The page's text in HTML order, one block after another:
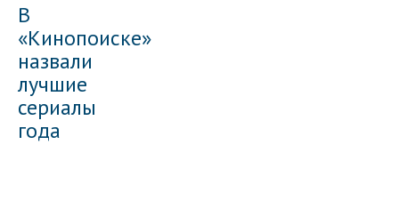
В
«Кинопоиске»
назвали
лучшие
сериалы
года